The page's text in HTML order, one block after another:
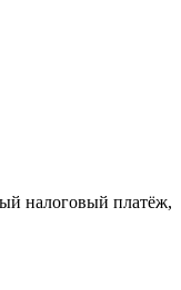
налоговый платёж,